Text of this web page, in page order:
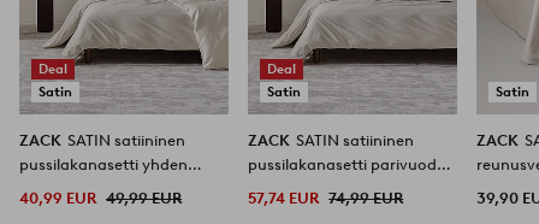
Deal
Satin
ZACK SATIN satiininen
pussilakanasetti yhden
40,99 EUR 49,99 EUR
Deal
Satin
ZACK SATIN satiininen
pussilakanasetti parivuode
57,74 EUR 74,99 EUR
Satin
ZACK
39,90